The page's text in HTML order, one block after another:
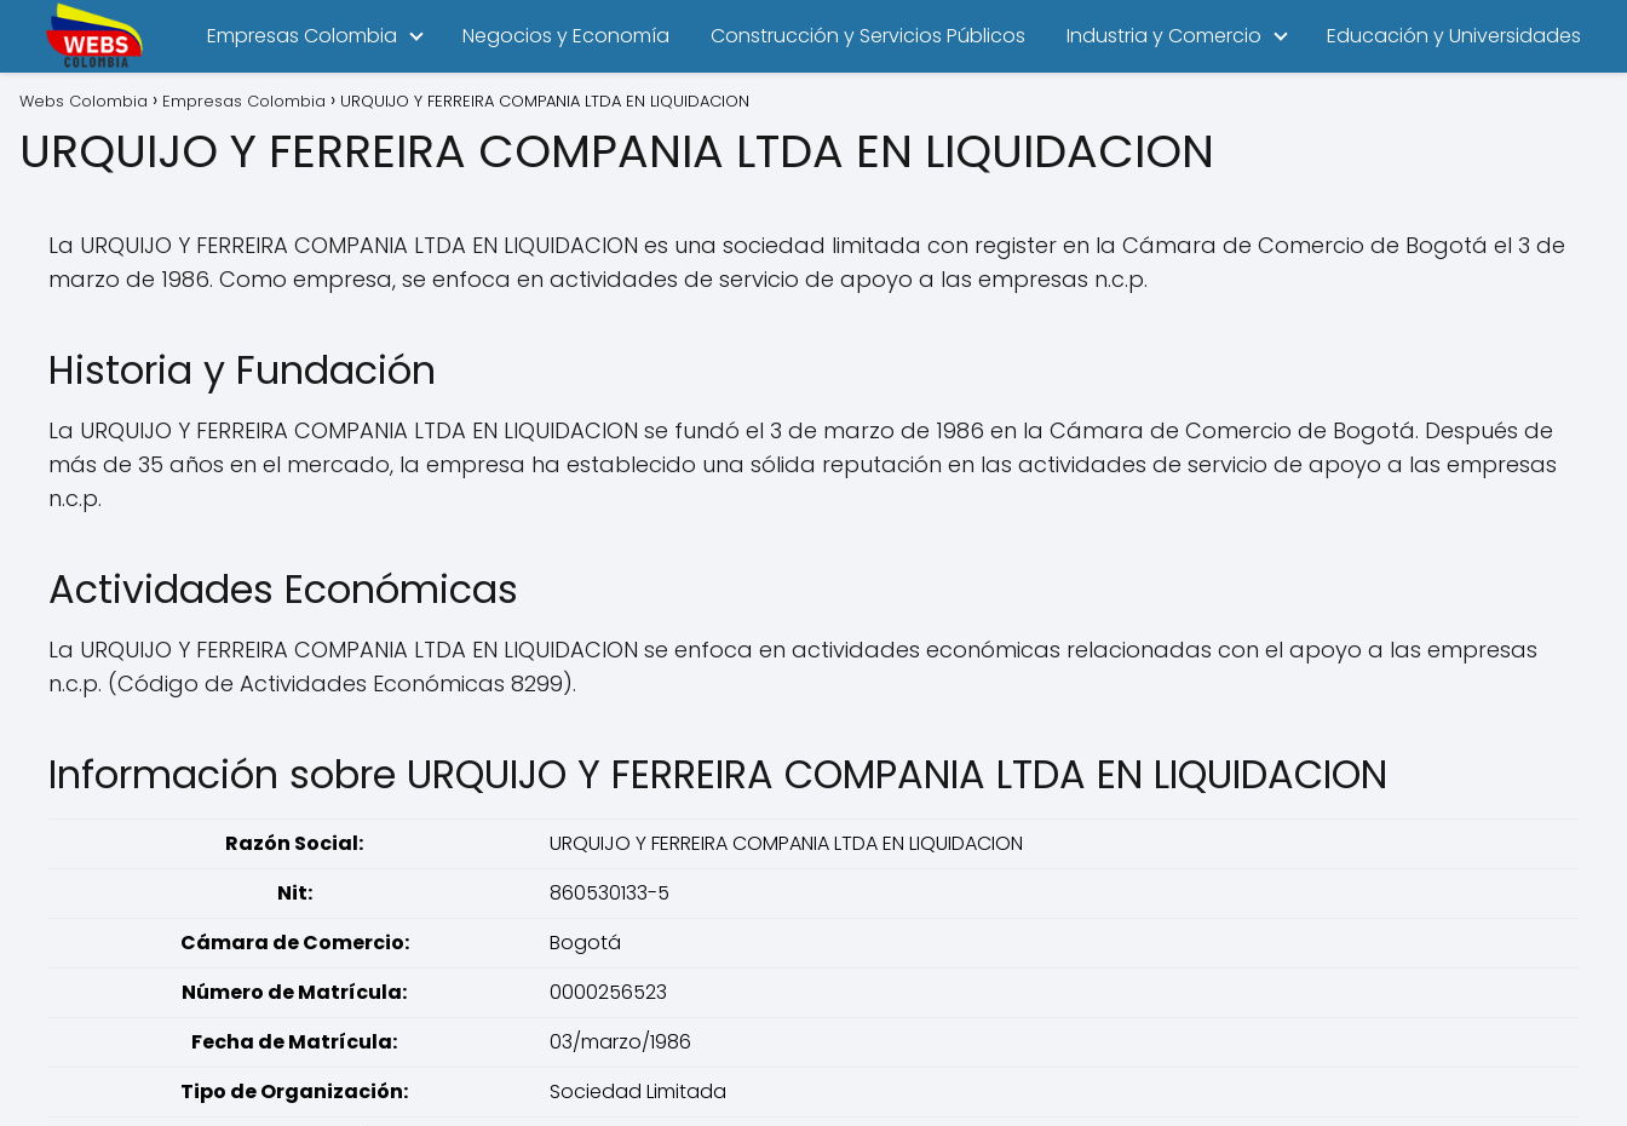
Empresas Colombia Negocios y Economía Construcción y Servicios Públicos Industria y Comercio Educación y Universidades
Webs Colombia Empresas Colombia URQUIJO Y FERREIRA COMPANIA LTDA EN LIQUIDACION
URQUIJO Y FERREIRA COMPANIA LTDA EN LIQUIDACION
La URQUIJO Y FERREIRA COMPANIA LTDA EN LIQUIDACION es una sociedad limitada con register en la Cámara de Comercio de Bogotá el 3 de
marzo de 1986. Como empresa, se enfoca en actividades de servicio de apoyo a las empresas n.c.p.
Historia y Fundación
La URQUIJO Y FERREIRA COMPANIA LTDA EN LIQUIDACION se fundó el 3 de marzo de 1986 en la Cámara de Comercio de Bogotá. Después de
más de 35 años en el mercado, la empresa ha establecido una sólida reputación en las actividades de servicio de apoyo a las empresas
n.c.p.
Actividades Económicas
La URQUIJO Y FERREIRA COMPANIA LTDA EN LIQUIDACION se enfoca en actividades económicas relacionadas con el apoyo a las empresas
n.c.p. (Código de Actividades Económicas 8299).
Información sobre URQUIJO Y FERREIRA COMPANIA LTDA EN LIQUIDACION
Razón Social:
URQUIJO Y FERREIRA COMPANIA LTDA EN LIQUIDACION
Nit:
860530133-5
Cámara de Comercio:
Bogotá
Número de Matrícula:
0000256523
Fecha de Matrícula:
03/marzo/1986
Tipo de Organización:
Sociedad Limitada